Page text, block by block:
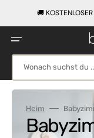
🚚
Wonach suchst du
Heim